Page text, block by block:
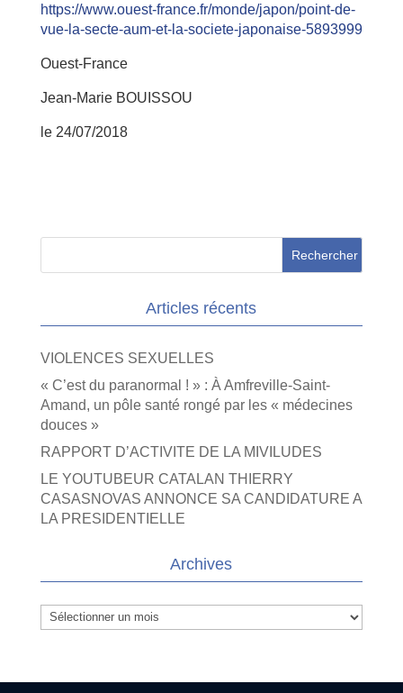
https://www.ouest-france.fr/monde/japon/point-de-
vue-la-secte-aum-et-la-societe-japonaise-5893999
Ouest-France
Jean-Marie BOUISSOU
le 24/07/2018
Articles récents
VIOLENCES SEXUELLES
« C’est du paranormal ! » : À Amfreville-Saint-
Amand, un pôle santé rongé par les « médecines
douces »
RAPPORT D’ACTIVITE DE LA MIVILUDES
LE YOUTUBEUR CATALAN THIERRY
CASASNOVAS ANNONCE SA CANDIDATURE A
LA PRESIDENTIELLE
Archives
Archives